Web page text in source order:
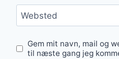
Websted
Gem mit navn, mail og
til næste gang jeg